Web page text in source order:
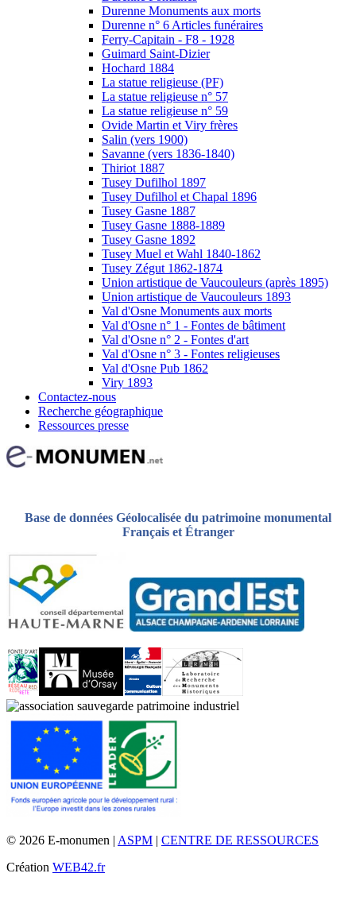
Durenne Monuments aux morts
Durenne n° 6 Articles funéraires
Ferry-Capitain - F8 - 1928
Guimard Saint-Dizier
Hochard 1884
La statue religieuse (PF)
La statue religieuse n° 57
La statue religieuse n° 59
Ovide Martin et Viry frères
Salin (vers 1900)
Savanne (vers 1836-1840)
Thiriot 1887
Tusey Dufilhol 1897
Tusey Dufilhol et Chapal 1896
Tusey Gasne 1887
Tusey Gasne 1888-1889
Tusey Gasne 1892
Tusey Muel et Wahl 1840-1862
Tusey Zégut 1862-1874
Union artistique de Vaucouleurs (après 1895)
Union artistique de Vaucouleurs 1893
Val d'Osne Monuments aux morts
Val d'Osne n° 1 - Fontes de bâtiment
Val d'Osne n° 2 - Fontes d'art
Val d'Osne n° 3 - Fontes religieuses
Val d'Osne Pub 1862
Viry 1893
Contactez-nous
Recherche géographique
Ressources presse
Base de données Géolocalisée du patrimoine monumental
Français et Étranger
© 2026 E-monumen | ASPM | CENTRE DE RESSOURCES
Création WEB42.fr